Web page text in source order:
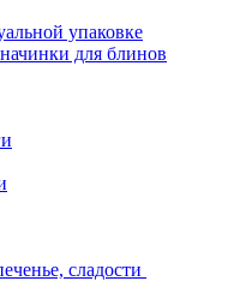
упаковке
для блинов
сладости